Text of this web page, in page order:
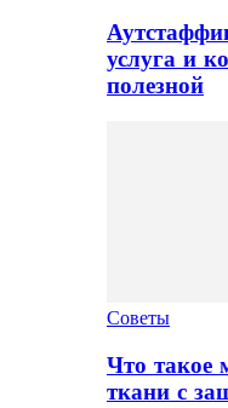
услуга и
полезной
Советы
Что такое
ткани с